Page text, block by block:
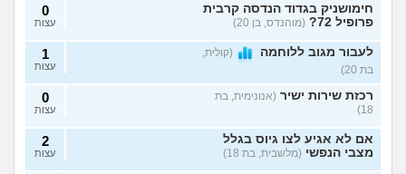
חימושניק בגדוד הנדסה קרבית
פרופיל 72?
(מוהנדס, בן 20)
0
עצות
לעבור מגוב ללוחמה
(קולית,
בת 20)
1
עצות
רכזת שירות ישיר (אנונימית, בת
18)
0
עצות
אם לא אגיע לצו גיוס בגלל
מצבי הנפשי (מלשבית, בת 18)
2
עצות